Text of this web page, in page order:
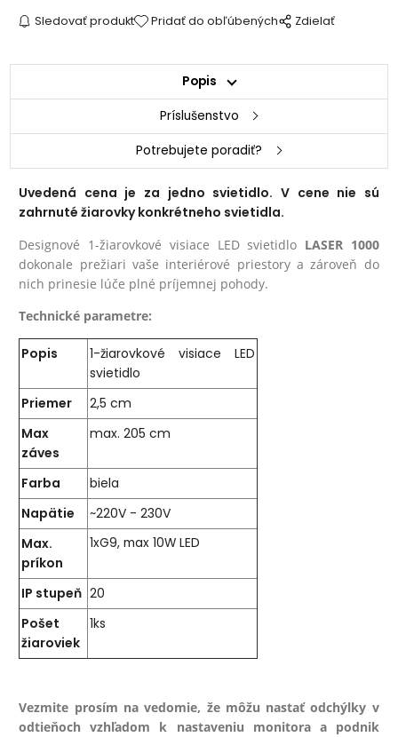
Sledovať produkt Pridať do obľúbených Zdielať
Popis
Príslušenstvo
Potrebujete poradiť?
Uvedená cena je za jedno svietidlo. V cene nie sú
zahrnuté žiarovky konkrétneho svietidla.
Designové 1-žiarovkové visiace LED svietidlo LASER 1000
dokonale prežiari vaše interiérové priestory a zároveň do
nich prinesie lúče plné príjemnej pohody.
Technické parametre:
Popis
1-žiarovkové visiace LED
svietidlo
Priemer
2,5 cm
Max
záves
max. 205 cm
Farba
biela
Napätie
~220V - 230V
Max.
príkon
1xG9, max 10W LED
IP stupeň 20
Pošet
žiaroviek
1ks
Vezmite prosím na vedomie, že môžu nastať odchýlky v
odtieňoch vzhľadom k nastaveniu monitora a podnik